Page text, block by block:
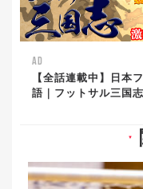
AD
【全話連載中】日本
語｜フットサル三国志
▼